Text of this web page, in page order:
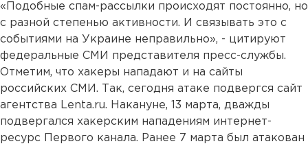
«Подобные спам-рассылки происходят постоянно, но
с разной степенью активности. И связывать это с
событиями на Украине неправильно», - цитируют
федеральные СМИ представителя пресс-службы.
Отметим, что хакеры нападают и на сайты
российских СМИ. Так, сегодня атаке подвергся сайт
агентства Lenta.ru. Накануне, 13 марта, дважды
подвергался хакерским нападениям интернет-
ресурс Первого канала. Ранее 7 марта был атакован